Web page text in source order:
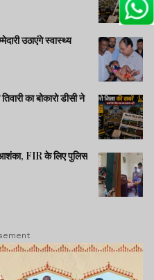
उठाएंगे स्वास्थ्य
का बोकारो डीसी ने
आशंका, FIR के लिए पुलिस